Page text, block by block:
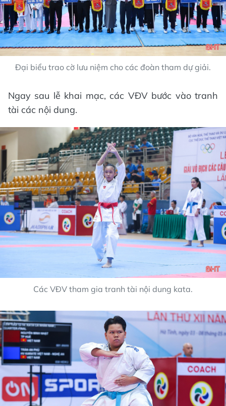
Đại biểu trao cờ lưu niệm cho các đoàn tham dự giải.
Ngay sau lễ khai mạc, các VĐV bước vào tranh
tài các nội dung.
Các VĐV tham gia tranh tài nội dung kata.